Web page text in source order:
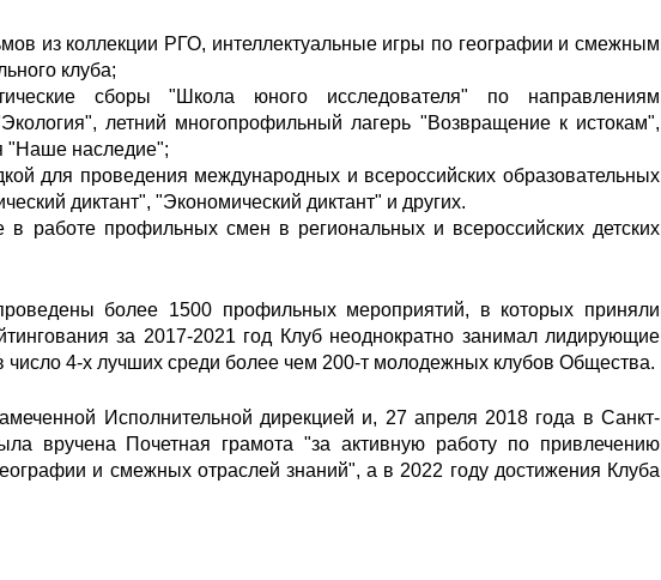
из коллекции РГО, интеллектуальные игры по географии и смежным
клуба;
сборы "Школа юного исследователя" по направлениям
летний многопрофильный лагерь "Возвращение к истокам",
"Наше наследие";
для проведения международных и всероссийских образовательных
диктант", "Экономический диктант" и других.
работе профильных смен в региональных и всероссийских детских
более 1500 профильных мероприятий, в которых приняли
за 2017-2021 год Клуб неоднократно занимал лидирующие
число 4-х лучших среди более чем 200-т молодежных клубов Общества.
Исполнительной дирекцией и, 27 апреля 2018 года в Санкт-
вручена Почетная грамота "за активную работу по привлечению
и смежных отраслей знаний", а в 2022 году достижения Клуба